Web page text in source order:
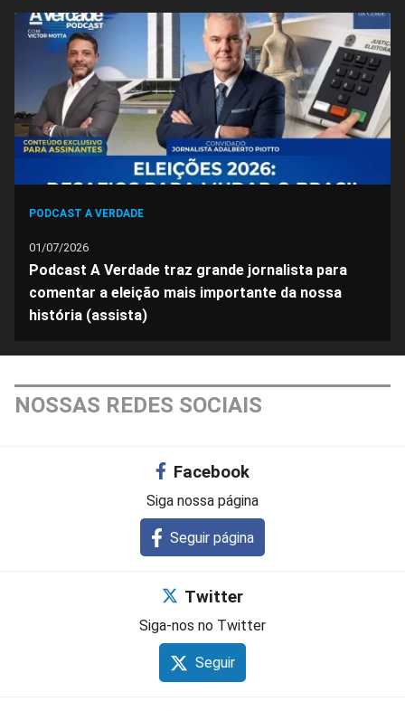
PODCAST A VERDADE
01/07/2026
Podcast A Verdade traz grande jornalista para
comentar a eleição mais importante da nossa
história (assista)
NOSSAS REDES SOCIAIS
Facebook
Siga nossa página
Seguir página
Twitter
Siga-nos no Twitter
Seguir